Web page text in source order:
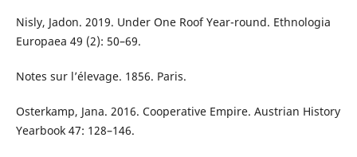
Nisly, Jadon. 2019. Under One Roof Year-round. Ethnologia
Europaea 49 (2): 50–69.
Notes sur l’élevage. 1856. Paris.
Osterkamp, Jana. 2016. Cooperative Empire. Austrian History
Yearbook 47: 128–146.